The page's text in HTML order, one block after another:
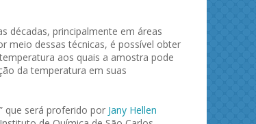
décadas, principalmente em áreas
meio dessas técnicas, é possível obter
aos quais a amostra pode
da temperatura em suas
que será proferido por Jany Hellen